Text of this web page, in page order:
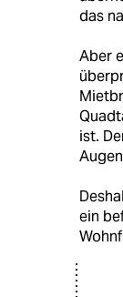
das
Aber
ist.
ein